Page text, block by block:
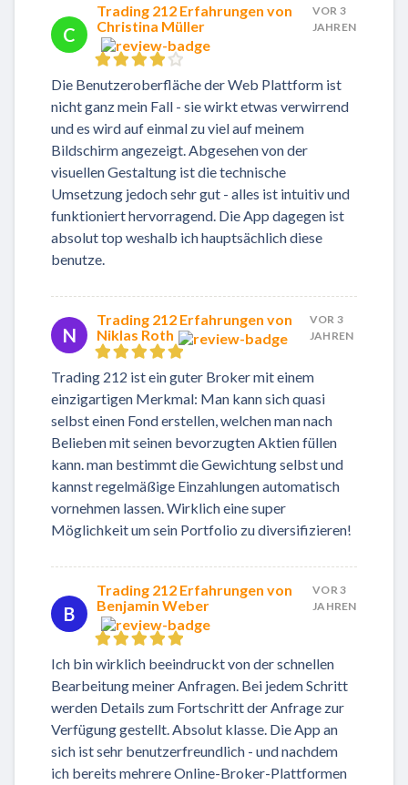
C
Trading 212 Erfahrungen von
Christina Müller
VOR 3
JAHREN
Die Benutzeroberfläche der Web Plattform ist
nicht ganz mein Fall - sie wirkt etwas verwirrend
und es wird auf einmal zu viel auf meinem
Bildschirm angezeigt. Abgesehen von der
visuellen Gestaltung ist die technische
Umsetzung jedoch sehr gut - alles ist intuitiv und
funktioniert hervorragend. Die App dagegen ist
absolut top weshalb ich hauptsächlich diese
benutze.
N
Trading 212 Erfahrungen von
Niklas Roth
VOR 3
JAHREN
Trading 212 ist ein guter Broker mit einem
einzigartigen Merkmal: Man kann sich quasi
selbst einen Fond erstellen, welchen man nach
Belieben mit seinen bevorzugten Aktien füllen
kann. man bestimmt die Gewichtung selbst und
kannst regelmäßige Einzahlungen automatisch
vornehmen lassen. Wirklich eine super
Möglichkeit um sein Portfolio zu diversifizieren!
B
Trading 212 Erfahrungen von
Benjamin Weber
VOR 3
JAHREN
Ich bin wirklich beeindruckt von der schnellen
Bearbeitung meiner Anfragen. Bei jedem Schritt
werden Details zum Fortschritt der Anfrage zur
Verfügung gestellt. Absolut klasse. Die App an
sich ist sehr benutzerfreundlich - und nachdem
ich bereits mehrere Online-Broker-Plattformen